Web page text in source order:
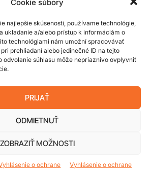
Cookie súbory
najlepšie skúsenosti, používame technológie,
ukladanie a/alebo prístup k informáciám o
technológiami nám umožní spracovávať
prehliadaní alebo jedinečné ID na tejto
odvolanie súhlasu môže nepriaznivo ovplyvniť
PRIJAŤ
ODMIETNUŤ
ZOBRAZIŤ MOŽNOSTI
o ochrane
Vyhlásenie o ochrane